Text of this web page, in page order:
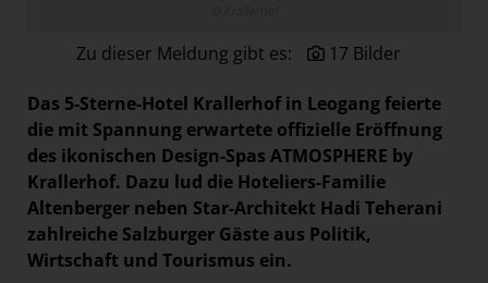
Swiss Life Select
The Companion
The Hoxton
Unibail-Rodamco-Westfield
Vöslauer
Zu dieser Meldung gibt es: 17 Bilder
Das 5-Sterne-Hotel Krallerhof in Leogang feierte
die mit Spannung erwartete offizielle Eröffnung
des ikonischen Design-Spas ATMOSPHERE by
Krallerhof. Dazu lud die Hoteliers-Familie
Altenberger neben Star-Architekt Hadi Teherani
zahlreiche Salzburger Gäste aus Politik,
Wirtschaft und Tourismus ein.